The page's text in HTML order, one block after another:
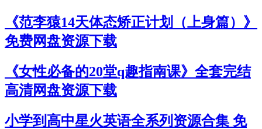
《范李猿14天体态矫正计划（上身篇）》
免费网盘资源下载
《女性必备的20堂q趣指南课》全套完结
高清网盘资源下载
小学到高中星火英语全系列资源合集 免